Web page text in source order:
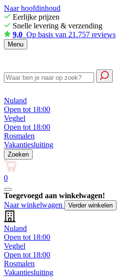
Naar hoofdinhoud
Eerlijke prijzen
Snelle levering & verzending
9,0 Op basis van 21.757 reviews
Menu
Nuland
Open tot 18:00
Veghel
Open tot 18:00
Rosmalen
Vakantiesluiting
Zoeken
0
Toegevoegd aan winkelwagen!
Naar winkelwagen
Verder winkelen
Nuland
Open tot 18:00
Veghel
Open tot 18:00
Rosmalen
Vakantiesluiting